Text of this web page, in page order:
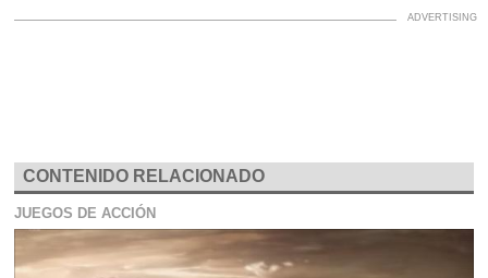
CONTENIDO RELACIONADO
JUEGOS DE ACCIÓN